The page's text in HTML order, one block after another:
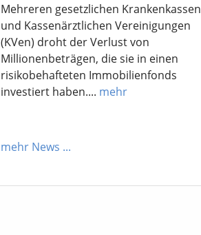
Mehreren gesetzlichen Krankenkassen
und Kassenärztlichen Vereinigungen
(KVen) droht der Verlust von
Millionenbeträgen, die sie in einen
risikobehafteten Immobilienfonds
investiert haben.... mehr
mehr News ...